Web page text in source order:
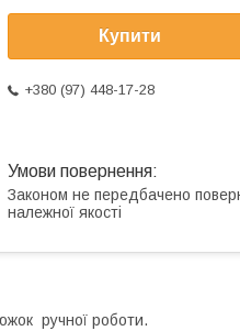
Купити
+380 (97) 448-17-28
Законом не передбачено
належної якості
ручної роботи.